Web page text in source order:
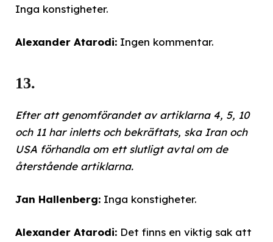
Inga konstigheter.
Alexander Atarodi: Ingen kommentar.
13.
Efter att genomförandet av artiklarna 4, 5, 10
och 11 har inletts och bekräftats, ska Iran och
USA förhandla om ett slutligt avtal om de
återstående artiklarna.
Jan Hallenberg: Inga konstigheter.
Alexander Atarodi: Det finns en viktig sak att